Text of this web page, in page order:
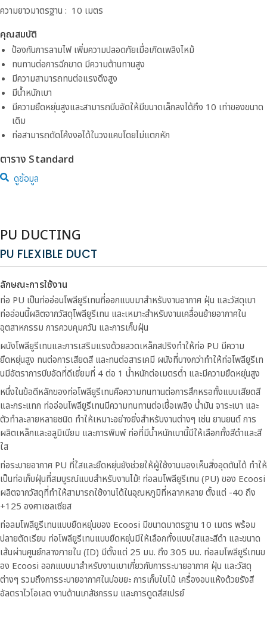
ความยาวมาตรฐาน : 10 เมตร
คุณสมบัติ
ป้องกันการลามไฟ เพิ่มความปลอดภัยเมื่อเกิดเพลิงไหม้
ทนทานต่อการฉีกขาด มีความต้านทานสูง
มีความสามารถทนต่อแรงดึงสูง
มีน้ำหนักเบา
มีความยืดหยุ่นสูงและสามารถบีบอัดให้มีขนาดเล็กลงได้ถึง 10 เท่าของขนาด
เดิม
ท่อสามารถดัดโค้งงอได้ในวงแคบโดยไม่แตกหัก
ตาราง Standard
ดูข้อมูล
PU DUCTING
PU FLEXIBLE DUCT
ลักษณะการใช้งาน
ท่อ PU เป็นท่ออ่อนโพลียูรีเทนที่ออกแบบมาสำหรับงานอากาศ ฝุ่น และวัสดุเบา
ท่ออ่อนนี้ผลิตจากวัสดุโพลียูรีเทน และเหมาะสำหรับงานเคลื่อนย้ายอากาศใน
อุตสาหกรรม การควบคุมควัน และการเก็บฝุ่น
ผนังโพลียูรีเทนและการเสริมแรงด้วยลวดเหล็กสปริงทำให้ท่อ PU มีความ
ยืดหยุ่นสูง ทนต่อการเสียดสี และทนต่อสารเคมี ผนังที่บางกว่าทำให้ท่อโพลียูรีเท
นมีอัตราการบีบอัดที่ดีเยี่ยมที่ 4 ต่อ 1 น้ำหนักต่อเมตรต่ำ และมีความยืดหยุ่นสูง
หนึ่งในข้อดีหลักของท่อโพลียูรีเทนคือความทนทานต่อการสึกหรอทั้งแบบเสียดสี
และกระแทก ท่ออ่อนโพลียูรีเทนมีความทนทานต่อเชื้อเพลิง น้ำมัน จาระเบา และ
ตัวทำละลายหลายชนิด ทำให้เหมาะอย่างยิ่งสำหรับงานต่างๆ เช่น ยานยนต์ การ
ผลิตเหล็กและอลูมิเนียม และการพิมพ์ ท่อที่มีน้ำหนักเบานี้มีให้เลือกทั้งสีดำและสี
ใส
ท่อระบายอากาศ PU ที่ใสและยืดหยุ่นยังช่วยให้ผู้ใช้งานมองเห็นสิ่งอุดตันได้ ทำให้
เป็นท่อเก็บฝุ่นที่สมบูรณ์แบบสำหรับงานไม้! ท่อลมโพลียูรีเทน (PU) ของ Ecoosi
ผลิตจากวัสดุที่ทำให้สามารถใช้งานได้ในอุณหภูมิที่หลากหลาย ตั้งแต่ -40 ถึง
+125 องศาเซลเซียส
ท่อลมโพลียูรีเทนแบบยืดหยุ่นของ Ecoosi มีขนาดมาตรฐาน 10 เมตร พร้อม
ปลายตัดเรียบ ท่อโพลียูรีเทนแบบยืดหยุ่นมีให้เลือกทั้งแบบใสและสีดำ และขนาด
เส้นผ่านศูนย์กลางภายใน (ID) มีตั้งแต่ 25 มม. ถึง 305 มม. ท่อลมโพลียูรีเทนข
อง Ecoosi ออกแบบมาสำหรับงานเบาเกี่ยวกับการระบายอากาศ ฝุ่น และวัสดุ
ต่างๆ รวมถึงการระบายอากาศในบ่อขยะ การเก็บใบไม้ เครื่องอบแห้งด้วยรังสี
อัลตราไวโอเลต งานด้านเภสัชกรรม และการดูดสีสเปรย์